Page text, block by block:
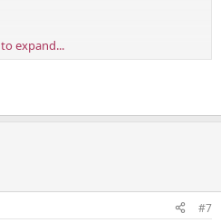
expand...
#7